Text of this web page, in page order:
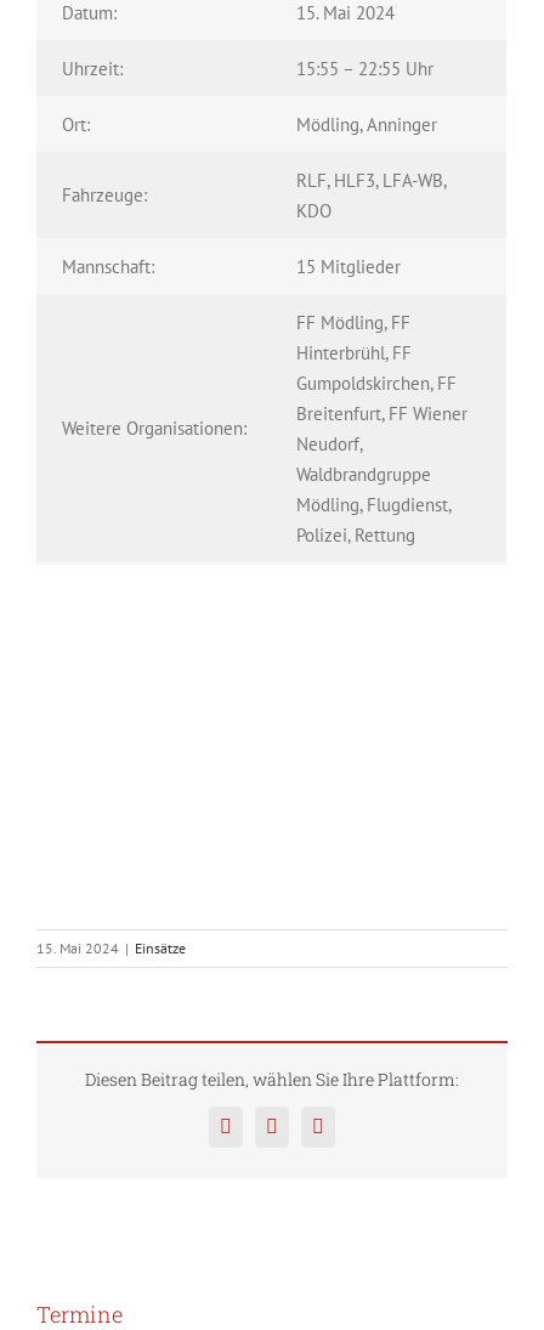
Datum: 15. Mai 2024
Uhrzeit: 15:55 – 22:55 Uhr
Ort: Mödling, Anninger
Fahrzeuge:
RLF, HLF3, LFA-WB,
KDO
Mannschaft: 15 Mitglieder
Weitere Organisationen:
FF Mödling, FF
Hinterbrühl, FF
Gumpoldskirchen, FF
Breitenfurt, FF Wiener
Neudorf,
Waldbrandgruppe
Mödling, Flugdienst,
Polizei, Rettung
15. Mai 2024 | Einsätze
Diesen Beitrag teilen, wählen Sie Ihre Plattform:
FacebookTwitterPinterest
Termine